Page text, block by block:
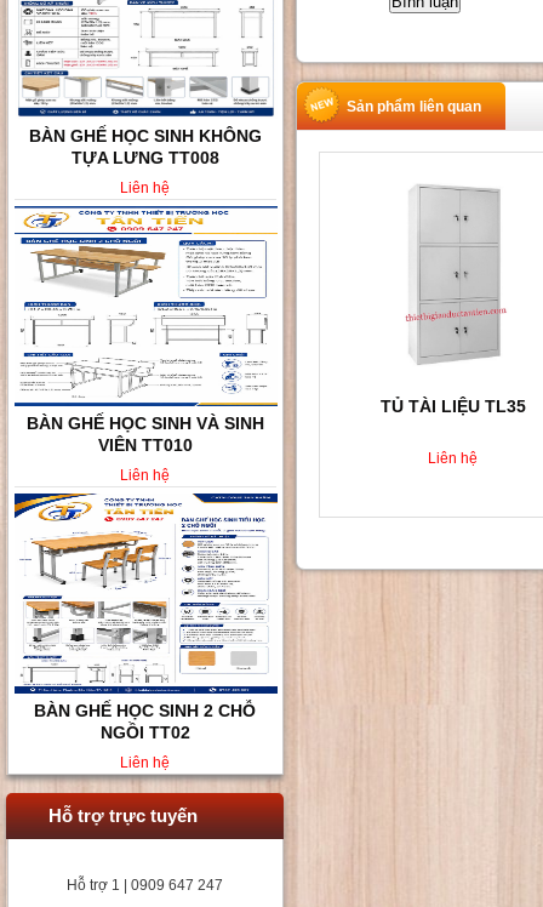
BÀN GHẾ HỌC SINH KHÔNG
TỰA LƯNG TT008
Liên hệ
BÀN GHẾ HỌC SINH VÀ SINH
VIÊN TT010
Liên hệ
BÀN GHẾ HỌC SINH 2 CHỖ
NGỒI TT02
Liên hệ
Hỗ trợ trực tuyến
Hỗ trợ 1 | 0909 647 247
Sản phẩm liên quan
TỦ TÀI LIỆU TL35
Liên hệ